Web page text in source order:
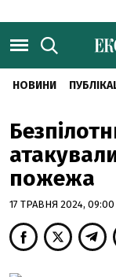
НОВИНИ
пожежа
17 ТРАВНЯ 2024, 09:00